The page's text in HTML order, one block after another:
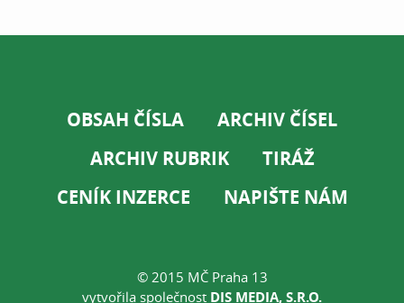
OBSAH ČÍSLA
ARCHIV ČÍSEL
ARCHIV RUBRIK
TIRÁŽ
CENÍK INZERCE
NAPIŠTE NÁM
© 2015 MČ Praha 13
vytvořila společnost DIS MEDIA, S.R.O.